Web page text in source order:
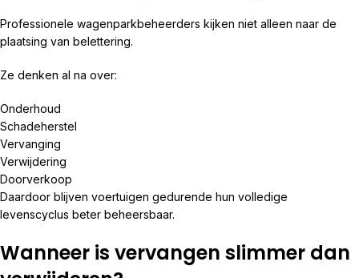
Professionele wagenparkbeheerders kijken niet alleen naar de
plaatsing van belettering.
Ze denken al na over:
Onderhoud
Schadeherstel
Vervanging
Verwijdering
Doorverkoop
Daardoor blijven voertuigen gedurende hun volledige
levenscyclus beter beheersbaar.
Wanneer is vervangen slimmer dan